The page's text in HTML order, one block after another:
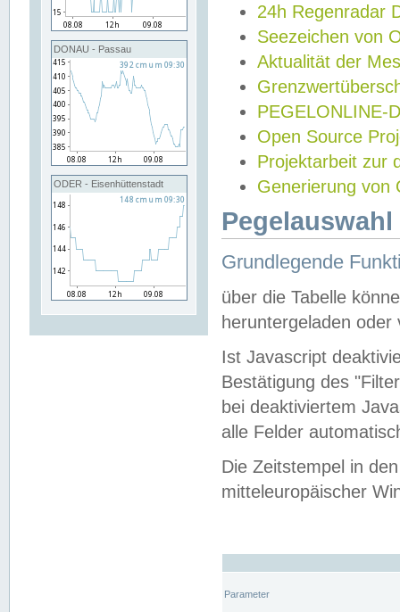
DONAU - Passau
ODER - Eisenhüttenstadt
24h Regenradar
Seezeichen von
Aktualität der
PEGELONLINE-
Open Source
Projektarbeit zur
Generierung von
Grundlegende
über die Tabelle
heruntergeladen oder
Ist Javascript
Bestätigung des
bei deaktiviertem
alle Felder
Die Zeitstempel in
mitteleuropäischer
Parameter